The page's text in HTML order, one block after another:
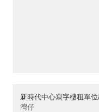
新時代中心寫字樓租單位
灣仔